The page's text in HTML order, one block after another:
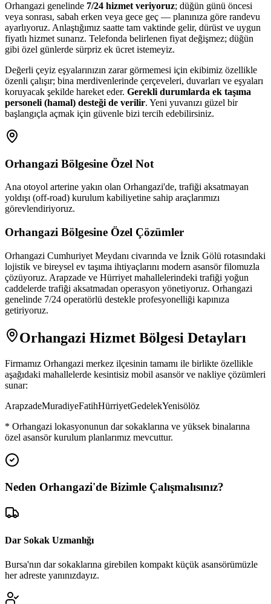
Orhangazi genelinde 7/24 hizmet veriyoruz; düğün günü öncesi
veya sonrası, sabah erken veya gece geç — planınıza göre randevu
ayarlıyoruz. Anlaştığımız saatte tam vaktinde gelir, dürüst ve uygun
fiyatlı hizmet sunarız. Telefonda belirlenen fiyat değişmez; düğün
gibi özel günlerde sürpriz ek ücret istemeyiz.
Değerli çeyiz eşyalarınızın zarar görmemesi için ekibimiz özellikle
özenli çalışır; bina merdivenlerinde çerçeveleri, duvarları ve eşyaları
koruyacak şekilde hareket eder. Gerekli durumlarda ek taşıma
personeli (hamal) desteği de verilir. Yeni yuvanızı güzel bir
başlangıçla açmak için güvenle bizi tercih edebilirsiniz.
Orhangazi Bölgesine Özel Not
Ana otoyol arterine yakın olan Orhangazi'de, trafiği aksatmayan
yoldışı (off-road) kurulum kabiliyetine sahip araçlarımızı
görevlendiriyoruz.
Orhangazi Bölgesine Özel Çözümler
Orhangazi Cumhuriyet Meydanı civarında ve İznik Gölü rotasındaki
lojistik ve bireysel ev taşıma ihtiyaçlarını modern asansör filomuzla
çözüyoruz. Arapzade ve Hürriyet mahallelerindeki trafiği yoğun
caddelerde trafiği aksatmadan operasyon yönetiyoruz. Orhangazi
genelinde 7/24 operatörlü destekle profesyonelliği kapınıza
getiriyoruz.
Orhangazi Hizmet Bölgesi Detayları
Firmamız Orhangazi merkez ilçesinin tamamı ile birlikte özellikle
aşağıdaki mahallelerde kesintisiz mobil asansör ve nakliye çözümleri
sunar:
ArapzadeMuradiyeFatihHürriyetGedelekYenisölöz
* Orhangazi lokasyonunun dar sokaklarına ve yüksek binalarına
özel asansör kurulum planlarımız mevcuttur.
Neden Orhangazi'de Bizimle Çalışmalısınız?
Dar Sokak Uzmanlığı
Bursa'nın dar sokaklarına girebilen kompakt küçük asansörümüzle
her adreste yanınızdayız.